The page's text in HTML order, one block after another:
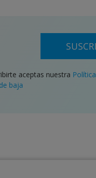
aceptas nuestra
baja